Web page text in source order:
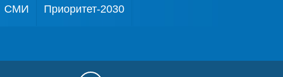
СМИ Приоритет-2030